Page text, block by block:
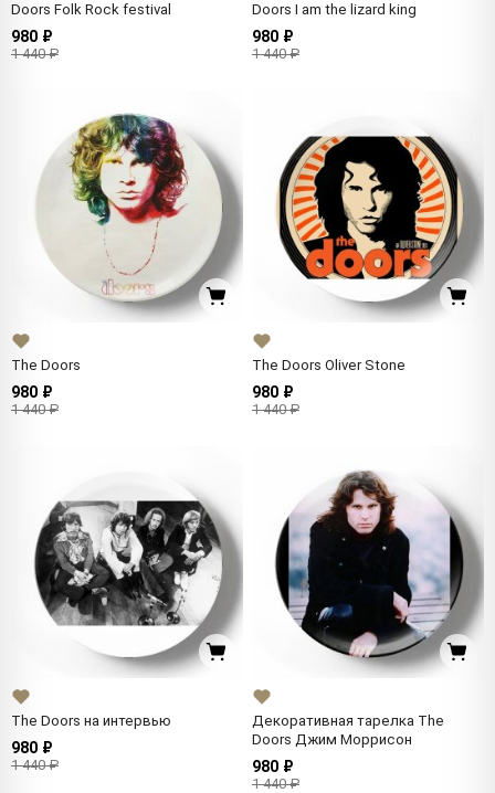
Doors Folk Rock festival
980 ₽
1 440 ₽
Doors I am the lizard king
980 ₽
1 440 ₽
The Doors
980 ₽
1 440 ₽
The Doors Oliver Stone
980 ₽
1 440 ₽
The Doors на интервью
980 ₽
1 440 ₽
Декоративная тарелка The
Doors Джим Моррисон
980 ₽
1 440 ₽